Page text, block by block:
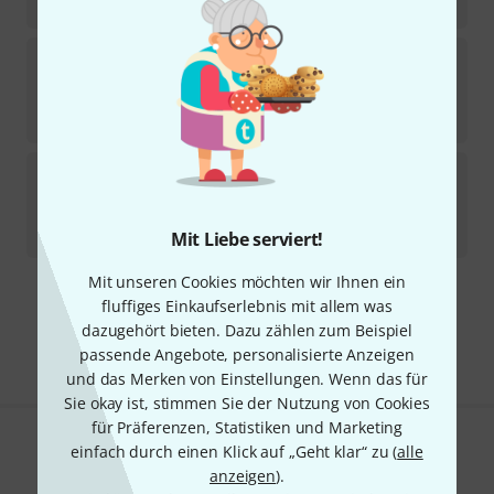
Mit Liebe serviert!
Mit unseren Cookies möchten wir Ihnen ein
fluffiges Einkaufserlebnis mit allem was
dazugehört bieten. Dazu zählen zum Beispiel
passende Angebote, personalisierte Anzeigen
und das Merken von Einstellungen. Wenn das für
Sie okay ist, stimmen Sie der Nutzung von Cookies
für Präferenzen, Statistiken und Marketing
einfach durch einen Klick auf „Geht klar“ zu (alle
anzeigen).
PGA98D B-Stock
Sofort lieferbar
Nexadyne 6 3Pack B-Stock
€
Kostenloser Versand ab 29 €
Alle Preise inkl. MwSt.
Gefällt Ihnen, was Sie sehen?